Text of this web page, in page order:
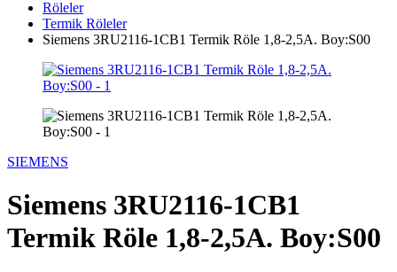
Röleler
Termik Röleler
Siemens 3RU2116-1CB1 Termik Röle 1,8-2,5A. Boy:S00
SIEMENS
Siemens 3RU2116-1CB1
Termik Röle 1,8-2,5A. Boy:S00